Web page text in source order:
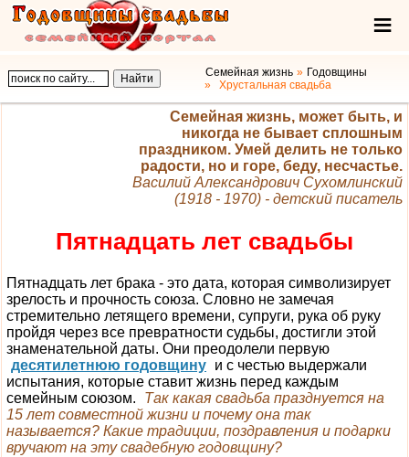
Семейная жизнь
Годовщины
Хрустальная свадьба
Семейная жизнь, может быть, и
никогда не бывает сплошным
праздником. Умей делить не только
радости, но и горе, беду, несчастье.
Василий Александрович Сухомлинский
(1918 - 1970) - детский писатель
Пятнадцать лет свадьбы
Пятнадцать лет брака - это дата, которая символизирует
зрелость и прочность союза. Словно не замечая
стремительно летящего времени, супруги, рука об руку
пройдя через все превратности судьбы, достигли этой
знаменательной даты. Они преодолели первую
десятилетнюю годовщину и с честью выдержали
испытания, которые ставит жизнь перед каждым
семейным союзом.
Так какая свадьба празднуется на
15 лет совместной жизни и почему она так
называется? Какие традиции, поздравления и подарки
вручают на эту свадебную годовщину?